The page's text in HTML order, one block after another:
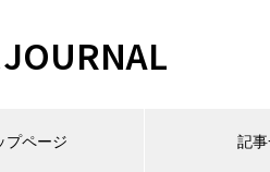
プページ 記